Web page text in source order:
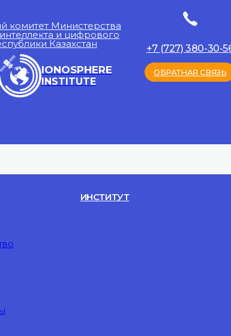
комитет Министерства
и цифрового
Казахстан
IONOSPHERE
INSTITUTE
+7 (727) 380-30-
ОБРАТНАЯ СВЯЗЬ
ИНСТИТУТ